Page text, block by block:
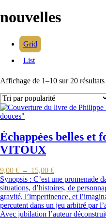
nouvelles
Grid
List
Affichage de 1–10 sur 20 résultats
Échappées belles et
VITOUX
9,00 € – 15,00 €
Synopsis : C’est une promenade
situations, d’histoires, de
gravité, l’impertinence, et
percutent dans un jeu arbitré par
Avec jubilation l’auteur